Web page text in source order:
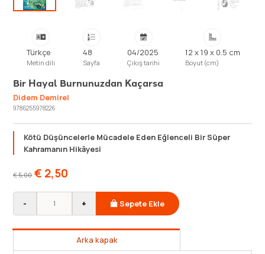
Türkçe
Metin dili
48
Sayfa
04/2025
Çıkış tarihi
12 x 19 x 0.5 cm
Boyut (cm)
Bir Hayal Burnunuzdan Kaçarsa
Didem Demirel
9786255978226
Kötü Düşüncelerle Mücadele Eden Eğlenceli Bir Süper
Kahramanın Hikâyesi
€5,00 € 2,50
- + Sepete Ekle
Arka kapak